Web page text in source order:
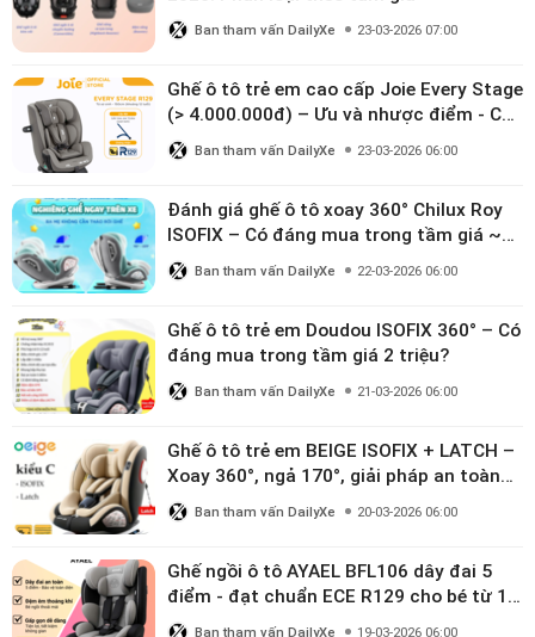
Ban tham vấn DailyXe 23-03-2026 07:00
Ghế ô tô trẻ em cao cấp Joie Every Stage
(> 4.000.000đ) – Ưu và nhược điểm - Có
đáng đầu tư cho bé từ 0–12 tuổi?
Ban tham vấn DailyXe 23-03-2026 06:00
Đánh giá ghế ô tô xoay 360° Chilux Roy
ISOFIX – Có đáng mua trong tầm giá ~3
triệu
Ban tham vấn DailyXe 22-03-2026 06:00
Ghế ô tô trẻ em Doudou ISOFIX 360° – Có
đáng mua trong tầm giá 2 triệu?
Ban tham vấn DailyXe 21-03-2026 06:00
Ghế ô tô trẻ em BEIGE ISOFIX + LATCH –
Xoay 360°, ngả 170°, giải pháp an toàn
linh hoạt cho bé 0–10 tuổi
Ban tham vấn DailyXe 20-03-2026 06:00
Ghế ngồi ô tô AYAEL BFL106 dây đai 5
điểm - đạt chuẩn ECE R129 cho bé từ 1–
10 tuổi
Ban tham vấn DailyXe 19-03-2026 06:00